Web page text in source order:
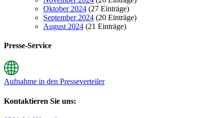
Oktober 2024 (27 Einträge)
September 2024 (20 Einträge)
August 2024 (21 Einträge)
Presse-Service
Aufnahme in den Presseverteiler
Kontaktieren Sie uns: